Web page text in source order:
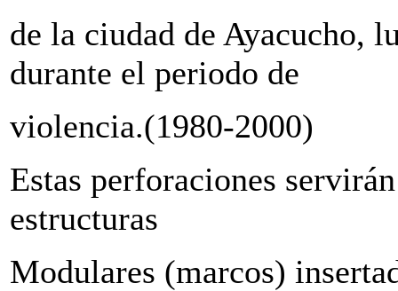
de la ciudad de Ayacucho,
durante el periodo de
violencia.(1980-2000)
Estas perforaciones
estructuras
Modulares (marcos)